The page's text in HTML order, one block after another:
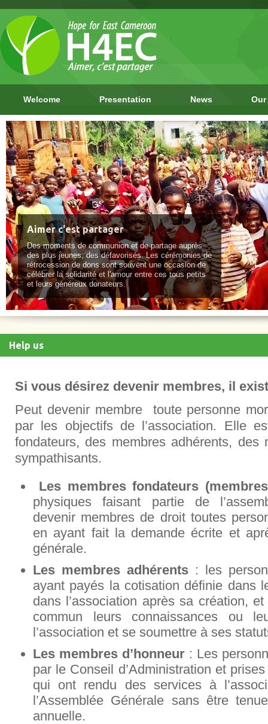
Welcome Presentation News
Aimer c'est partager
Des moments de communion et de partage auprès
des plus jeunes, des défavorisés. Les cérémonies de
rétrocession de dons sont souvent une occasion de
célébrer la solidarité et l'amour entre ces tous petits
et leurs généreux donateurs.
Help us
Si vous désirez devenir membres, il
Peut devenir membre toute personne
par les objectifs de l’association. Elle
fondateurs, des membres adhérents, des
sympathisants.
Les membres fondateurs
physiques faisant partie de
devenir membres de droit toutes
en ayant fait la demande écrite et
générale.
Les membres adhérents : les
ayant payés la cotisation définie dans
dans l’association après sa création,
commun leurs connaissances ou
l’association et se soumettre à ses
Les membres d’honneur : Les
par le Conseil d’Administration et
qui ont rendu des services à
l’Assemblée Générale sans être
annuelle.